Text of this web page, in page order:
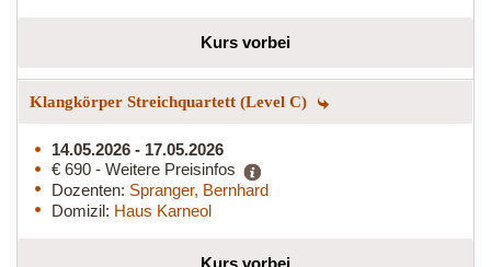
Kurs vorbei
Klangkörper Streichquartett (Level C)
14.05.2026 - 17.05.2026
€ 690 - Weitere Preisinfos
Dozenten: Spranger, Bernhard
Domizil: Haus Karneol
Kurs vorbei